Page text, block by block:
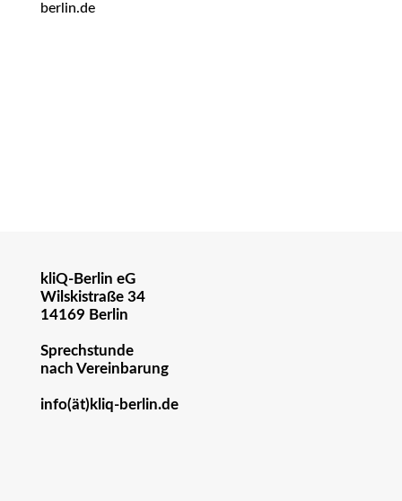
berlin.de
kliQ-Berlin eG
Wilskistraße 34
14169 Berlin
Sprechstunde
nach Vereinbarung
info(ät)kliq-berlin.de